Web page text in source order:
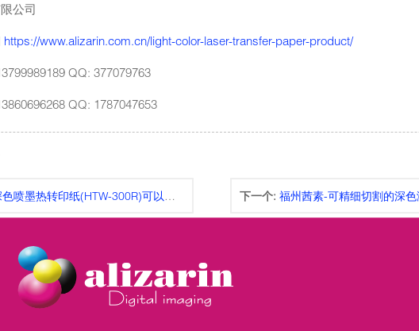
公司
https://www.alizarin.com.cn/light-color-laser-transfer-paper-product/
QQ: 377079763
QQ: 1787047653
墨热转印纸(HTW-300R)可以精细切割 下一个: 福州茜素-可精细切割的深色激光打